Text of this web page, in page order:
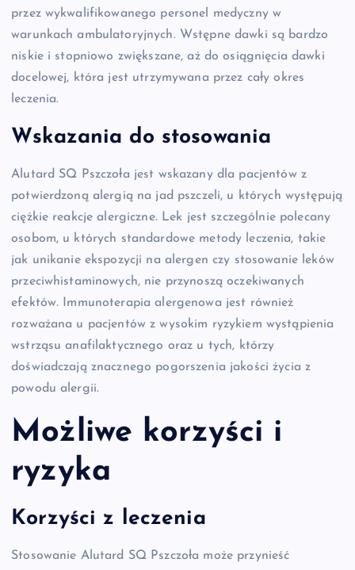
przez wykwalifikowanego personel medyczny w
warunkach ambulatoryjnych. Wstępne dawki są bardzo
niskie i stopniowo zwiększane, aż do osiągnięcia dawki
docelowej, która jest utrzymywana przez cały okres
leczenia.
Wskazania do stosowania
Alutard SQ Pszczoła jest wskazany dla pacjentów z
potwierdzoną alergią na jad pszczeli, u których występują
ciężkie reakcje alergiczne. Lek jest szczególnie polecany
osobom, u których standardowe metody leczenia, takie
jak unikanie ekspozycji na alergen czy stosowanie leków
przeciwhistaminowych, nie przynoszą oczekiwanych
efektów. Immunoterapia alergenowa jest również
rozważana u pacjentów z wysokim ryzykiem wystąpienia
wstrząsu anafilaktycznego oraz u tych, którzy
doświadczają znacznego pogorszenia jakości życia z
powodu alergii.
Możliwe korzyści i
ryzyka
Korzyści z leczenia
Stosowanie Alutard SQ Pszczoła może przynieść